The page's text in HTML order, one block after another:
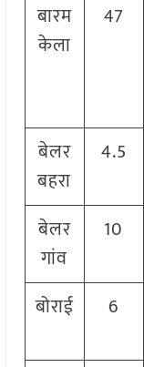
बारम
केला
47
बेलर
बहरा
4.5
बेलर
गांव
10
बोराई 6